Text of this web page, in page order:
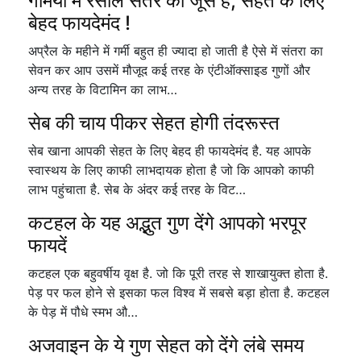
बेहद फायदेमंद !
अप्रैल के महीने में गर्मी बहुत ही ज्यादा हो जाती है ऐसे में संतरा का
सेवन कर आप उसमें मौजूद कई तरह के एंटीऑक्साइड गुणों और
अन्य तरह के विटामिन का लाभ…
सेब की चाय पीकर सेहत होगी तंदरूस्त
सेब खाना आपकी सेहत के लिए बेहद ही फायदेमंद है. यह आपके
स्वास्थय के लिए काफी लाभदायक होता है जो कि आपको काफी
लाभ पहुंचाता है. सेब के अंदर कई तरह के विट…
कटहल के यह अद्भुत गुण देंगे आपको भरपूर
फायदें
कटहल एक बहुवर्षीय वृक्ष है. जो कि पूरी तरह से शाखायुक्त होता है.
पेड़ पर फल होने से इसका फल विश्व में सबसे बड़ा होता है. कटहल
के पेड़ में पौधे स्मभ औ…
अजवाइन के ये गुण सेहत को देंगे लंबे समय